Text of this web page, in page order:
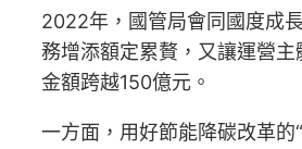
2022年，國管局會同國度成
務增添額定累贅，又讓運營
金額跨越150億元。
一方面，用好節能降碳改革的